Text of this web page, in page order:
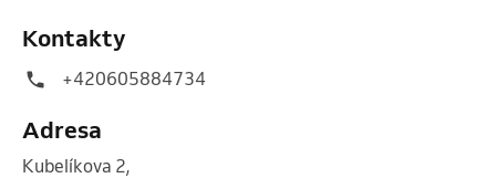
Kontakty
+420605884734
Adresa
Kubelíkova 2,